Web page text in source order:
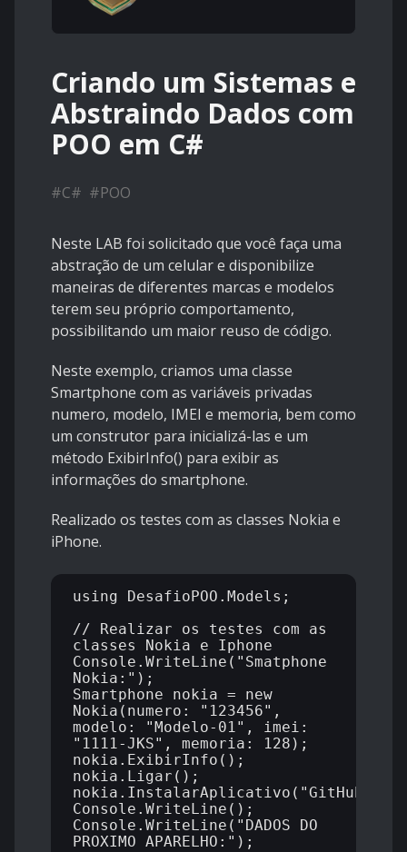
Criando um Sistemas e
Abstraindo Dados com
POO em C#
#C# #POO
Neste LAB foi solicitado que você faça uma
abstração de um celular e disponibilize
maneiras de diferentes marcas e modelos
terem seu próprio comportamento,
possibilitando um maior reuso de código.
Neste exemplo, criamos uma classe
Smartphone com as variáveis privadas
numero, modelo, IMEI e memoria, bem como
um construtor para inicializá-las e um
método ExibirInfo() para exibir as
informações do smartphone.
Realizado os testes com as classes Nokia e
iPhone.
using DesafioPOO.Models;
// Realizar os testes com as
classes Nokia e Iphone
Console.WriteLine("Smatphone
Nokia:");
Smartphone nokia = new
Nokia(numero: "123456",
modelo: "Modelo-01", imei:
"1111-JKS", memoria: 128);
nokia.ExibirInfo();
nokia.Ligar();
nokia.InstalarAplicativo("GitHub");
Console.WriteLine();
Console.WriteLine("DADOS DO
PROXIMO APARELHO:");